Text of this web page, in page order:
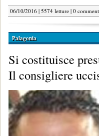
06/10/2016 | 5574 letture | 0
Palagonia
Si costituisce
Il consigliere